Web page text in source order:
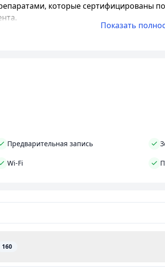
которые сертифицированы
ожидания. Наша студия также
есть уборная, а также Wi-Fi и
все необходимое для полного ухода за
косметические процедуры для
результатом и получите
Показать
Предварительная запись
Wi-Fi
160